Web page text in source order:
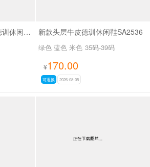
新款头层牛皮复古拼色德训休闲鞋SA2535 新款头层牛皮德训休闲鞋SA2536
绿色 蓝色 米色 35码-39码
¥170.00
可退换 2026-08-05